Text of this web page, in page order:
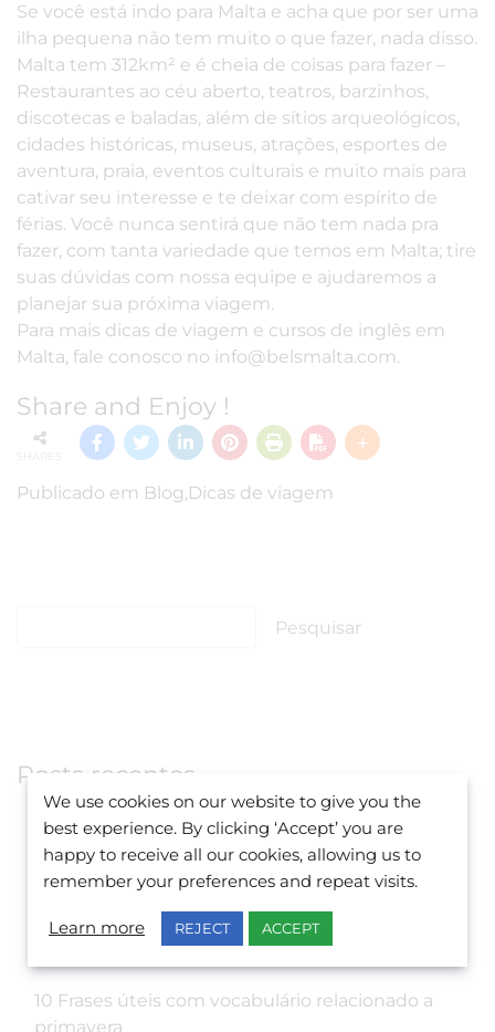
Se você está indo para Malta e acha que por ser uma
ilha pequena não tem muito o que fazer, nada disso.
Malta tem 312km² e é cheia de coisas para fazer –
Restaurantes ao céu aberto, teatros, barzinhos,
discotecas e baladas, além de sítios arqueológicos,
cidades históricas, museus, atrações, esportes de
aventura, praia, eventos culturais e muito mais para
cativar seu interesse e te deixar com espírito de
férias. Você nunca sentirá que não tem nada pra
fazer, com tanta variedade que temos em Malta; tire
suas dúvidas com nossa equipe e ajudaremos a
planejar sua próxima viagem.
Para mais dicas de viagem e cursos de inglês em
Malta, fale conosco no info@belsmalta.com.
Share and Enjoy !
Publicado em Blog,Dicas de viagem
Posts recentes
Uma fascinante história de Natal
Principais músicas de Natal em inglês para
animar a sua festa
8 lugares imperdíveis para você conhecer e
10 Frases úteis com vocabulário relacionado a
primavera
We use cookies on our website to give you the
best experience. By clicking ‘Accept’ you are
happy to receive all our cookies, allowing us to
remember your preferences and repeat visits.
Learn more REJECT ACCEPT